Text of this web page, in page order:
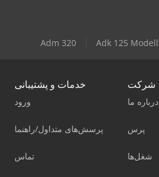
Adm 320 Adk 125 Modell
خدمات و پشتیبانی
ورود
پرسش‌های متداول/راهنما
تماس
شرکت
درباره ما
پرس
شغل‌ها